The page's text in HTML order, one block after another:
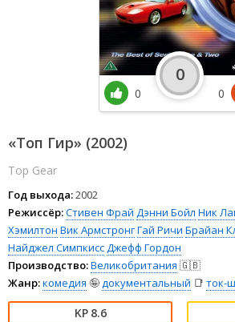
«Топ Гир» (2002)
Top Gear
Год выхода:2002
Режиссёр:Стивен Фрай Дэнни Бойл Ник
Хэмилтон Вик АрмстронгГай Ричи Брайан
Найджел СимпкиссДжефф Гордон
Производство:Великобритания 🇬🇧
Жанр:комедия 🤪документальный 📑 ток-
8.6
0
0
0